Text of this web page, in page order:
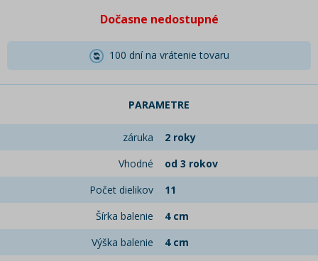
Dočasne nedostupné
100 dní na vrátenie tovaru
PARAMETRE
záruka
2 roky
Vhodné
od 3 rokov
Počet dielikov
11
Šírka balenie
4 cm
Výška balenie
4 cm